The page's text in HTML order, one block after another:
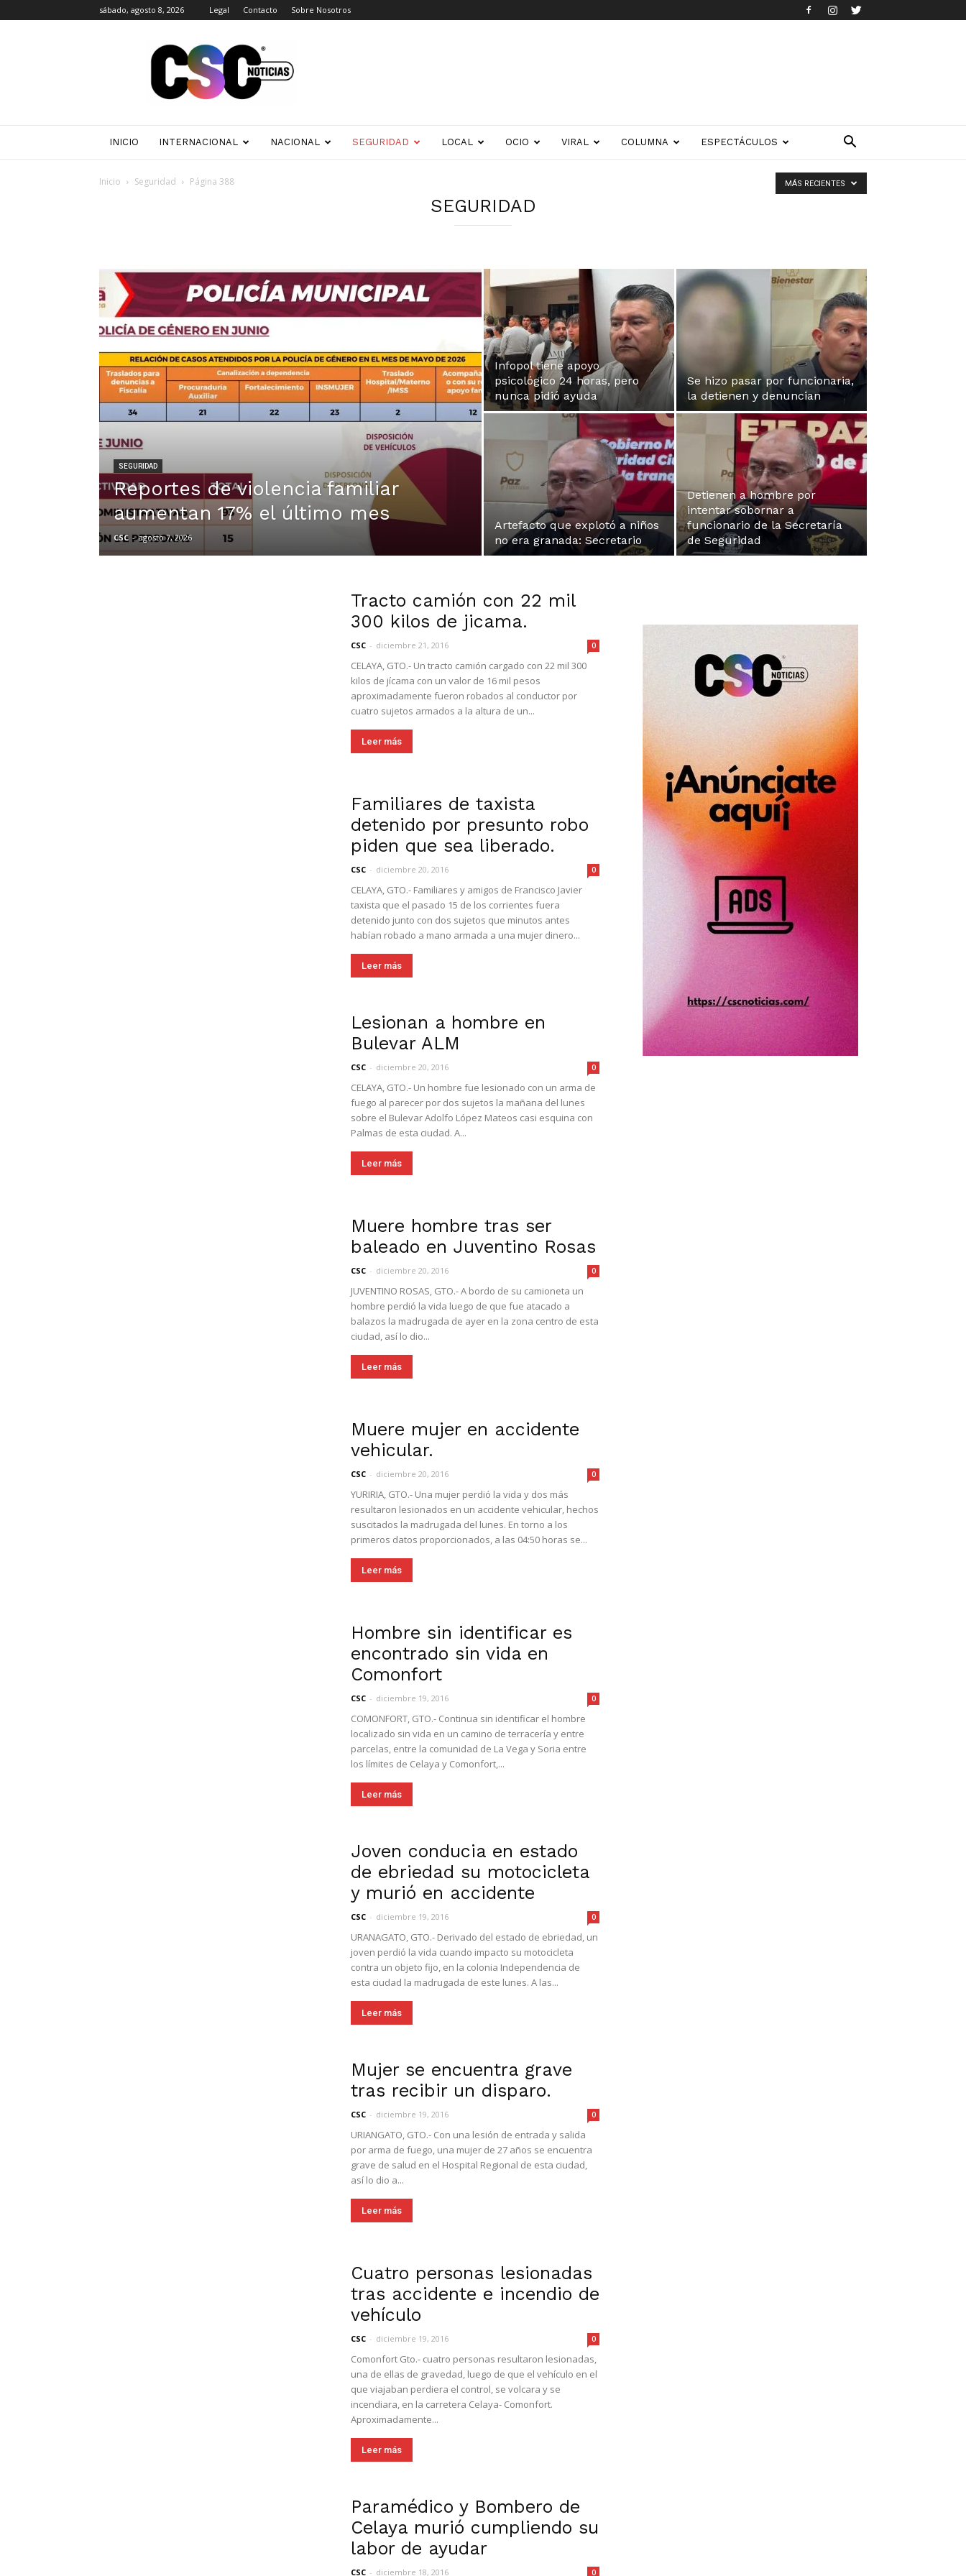
sábado, agosto 8, 2026 Legal Contacto Sobre Nosotros
Noticias
INICIO INTERNACIONAL NACIONAL SEGURIDAD LOCAL OCIO VIRAL COLUMNA ESPECTÁCULOS
Inicio Seguridad Página 388
SEGURIDAD
MÁS RECIENTES
SEGURIDAD
Reportes de violencia familiar
aumentan 17% el último mes
CSC - agosto 7, 2026
Infopol tiene apoyo
psicológico 24 horas, pero
nunca pidió ayuda
Se hizo pasar por funcionaria,
la detienen y denuncian
Artefacto que explotó a niños
no era granada: Secretario
Detienen a hombre por
intentar sobornar a
funcionario de la Secretaría
de Seguridad
Tracto camión con 22 mil
300 kilos de jicama.
CSC - diciembre 21, 2016 0
CELAYA, GTO.- Un tracto camión cargado con 22 mil 300
kilos de jícama con un valor de 16 mil pesos
aproximadamente fueron robados al conductor por
cuatro sujetos armados a la altura de un...
Leer más
Familiares de taxista
detenido por presunto robo
piden que sea liberado.
CSC - diciembre 20, 2016 0
CELAYA, GTO.- Familiares y amigos de Francisco Javier
taxista que el pasado 15 de los corrientes fuera
detenido junto con dos sujetos que minutos antes
habían robado a mano armada a una mujer dinero...
Leer más
Lesionan a hombre en
Bulevar ALM
CSC - diciembre 20, 2016 0
CELAYA, GTO.- Un hombre fue lesionado con un arma de
fuego al parecer por dos sujetos la mañana del lunes
sobre el Bulevar Adolfo López Mateos casi esquina con
Palmas de esta ciudad. A...
Leer más
Muere hombre tras ser
baleado en Juventino Rosas
CSC - diciembre 20, 2016 0
JUVENTINO ROSAS, GTO.- A bordo de su camioneta un
hombre perdió la vida luego de que fue atacado a
balazos la madrugada de ayer en la zona centro de esta
ciudad, así lo dio...
Leer más
Muere mujer en accidente
vehicular.
CSC - diciembre 20, 2016 0
YURIRIA, GTO.- Una mujer perdió la vida y dos más
resultaron lesionados en un accidente vehicular, hechos
suscitados la madrugada del lunes. En torno a los
primeros datos proporcionados, a las 04:50 horas se...
Leer más
Hombre sin identificar es
encontrado sin vida en
Comonfort
CSC - diciembre 19, 2016 0
COMONFORT, GTO.- Continua sin identificar el hombre
localizado sin vida en un camino de terracería y entre
parcelas, entre la comunidad de La Vega y Soria entre
los límites de Celaya y Comonfort,...
Leer más
Joven conducia en estado
de ebriedad su motocicleta
y murió en accidente
CSC - diciembre 19, 2016 0
URANAGATO, GTO.- Derivado del estado de ebriedad, un
joven perdió la vida cuando impacto su motocicleta
contra un objeto fijo, en la colonia Independencia de
esta ciudad la madrugada de este lunes. A las...
Leer más
Mujer se encuentra grave
tras recibir un disparo.
CSC - diciembre 19, 2016 0
URIANGATO, GTO.- Con una lesión de entrada y salida
por arma de fuego, una mujer de 27 años se encuentra
grave de salud en el Hospital Regional de esta ciudad,
así lo dio a...
Leer más
Cuatro personas lesionadas
tras accidente e incendio de
vehículo
CSC - diciembre 19, 2016 0
Comonfort Gto.- cuatro personas resultaron lesionadas,
una de ellas de gravedad, luego de que el vehículo en el
que viajaban perdiera el control, se volcara y se
incendiara, en la carretera Celaya- Comonfort.
Aproximadamente...
Leer más
Paramédico y Bombero de
Celaya murió cumpliendo su
labor de ayudar
CSC - diciembre 18, 2016 0